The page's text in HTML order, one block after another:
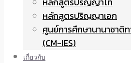
หลักสูตรปริญญาเอก
ศูนย์การศึกษานานาชาติ
(CM-IES)
เกี่ยวกับ